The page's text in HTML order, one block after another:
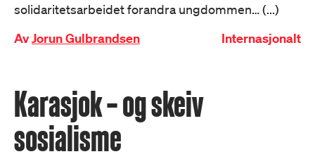
solidaritetsarbeidet forandra ungdommen… (...)
AvJorun Gulbrandsen Internasjonalt
Karasjok – og skeiv
sosialisme